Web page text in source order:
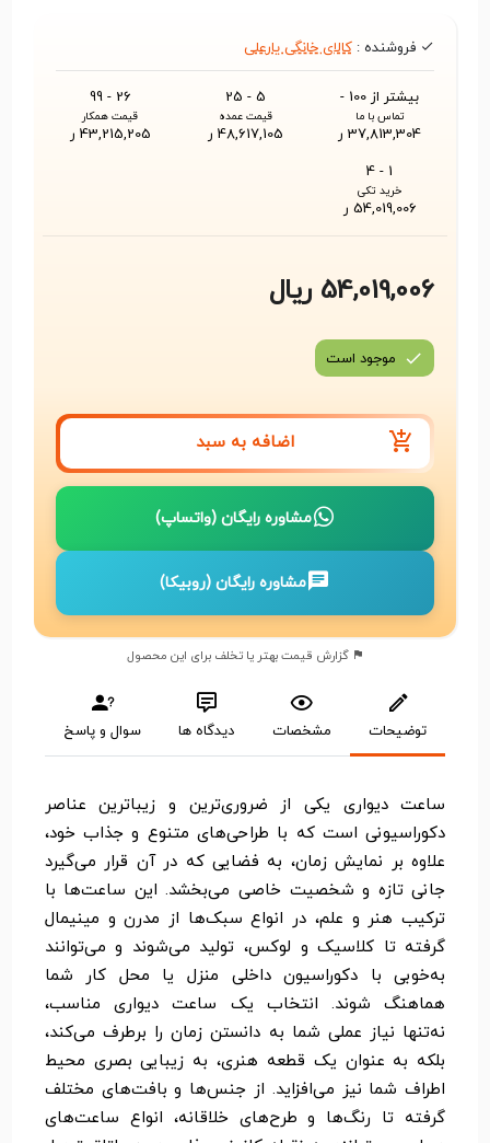
فروشنده :کالای خانگی یارعلی
بیشتر از 100 -
تماس با ما
37,813,304 ر
5 - 25
قیمت عمده
48,617,105 ر
26 - 99
قیمت همکار
43,215,205 ر
1 - 4
خرید تکی
54,019,006 ر
54,019,006 ریال
موجود است
اضافه به سبد
مشاوره رایگان (واتساپ)
مشاوره رایگان (روبیکا)
گزارش قیمت بهتر یا تخلف برای این محصول
توضیحات مشخصات دیدگاه ها سوال و پاسخ
ساعت دیواری یکی از ضروری‌ترین و زیباترین عناصر
دکوراسیونی است که با طراحی‌های متنوع و جذاب خود،
علاوه بر نمایش زمان، به فضایی که در آن قرار می‌گیرد
جانی تازه و شخصیت خاصی می‌بخشد. این ساعت‌ها با
ترکیب هنر و علم، در انواع سبک‌ها از مدرن و مینیمال
گرفته تا کلاسیک و لوکس، تولید می‌شوند و می‌توانند
به‌خوبی با دکوراسیون داخلی منزل یا محل کار شما
هماهنگ شوند. انتخاب یک ساعت دیواری مناسب،
نه‌تنها نیاز عملی شما به دانستن زمان را برطرف می‌کند،
بلکه به عنوان یک قطعه هنری، به زیبایی بصری محیط
اطراف شما نیز می‌افزاید. از جنس‌ها و بافت‌های مختلف
گرفته تا رنگ‌ها و طرح‌های خلاقانه، انواع ساعت‌های